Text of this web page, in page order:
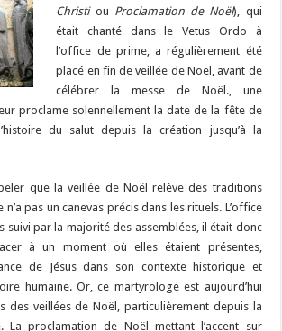
Christiou Proclamation de Noël), qui
était chanté dans le Vetus Ordo à
l’office de prime, a régulièrement été
placé en fin de veillée de Noël, avant de
célébrer la messe de Noël., une
proclame solennellement la date de la fête de
du salut depuis la création jusqu’à la
que la veillée de Noël relève des traditions
n’a pas un canevas précis dans les rituels. L’office
suivi par la majorité des assemblées, il était donc
à un moment où elles étaient présentes,
de Jésus dans son contexte historique et
humaine. Or, ce martyrologe est aujourd’hui
des veillées de Noël, particulièrement depuis la
La proclamation de Noël mettant l’accent sur